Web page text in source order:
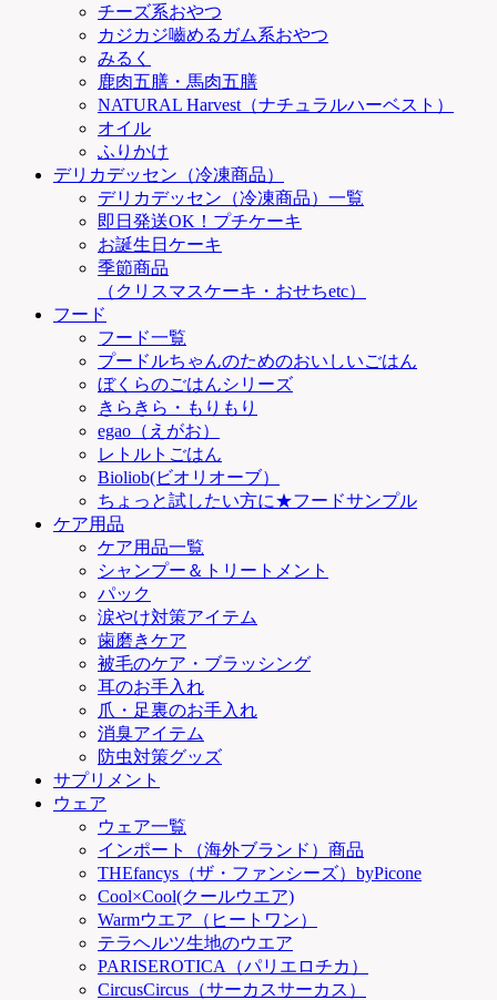
チーズ系おやつ
カジカジ嚙めるガム系おやつ
みるく
鹿肉五膳・馬肉五膳
NATURAL Harvest（ナチュラルハーベスト）
オイル
ふりかけ
デリカデッセン（冷凍商品）
デリカデッセン（冷凍商品）一覧
即日発送OK！プチケーキ
お誕生日ケーキ
季節商品
（クリスマスケーキ・おせちetc）
フード
フード一覧
プードルちゃんのためのおいしいごはん
ぼくらのごはんシリーズ
きらきら・もりもり
egao（えがお）
レトルトごはん
Bioliob(ビオリオーブ）
ちょっと試したい方に★フードサンプル
ケア用品
ケア用品一覧
シャンプー＆トリートメント
パック
涙やけ対策アイテム
歯磨きケア
被毛のケア・ブラッシング
耳のお手入れ
爪・足裏のお手入れ
消臭アイテム
防虫対策グッズ
サプリメント
ウェア
ウェア一覧
インポート（海外ブランド）商品
THEfancys（ザ・ファンシーズ）byPicone
Cool×Cool(クールウエア)
Warmウエア（ヒートワン）
テラヘルツ生地のウエア
PARISEROTICA（パリエロチカ）
CircusCircus（サーカスサーカス）